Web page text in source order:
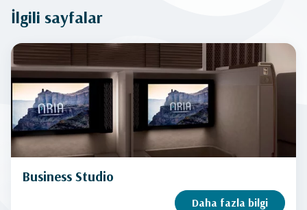
İlgili sayfalar
Business Studio
Daha fazla bilgi